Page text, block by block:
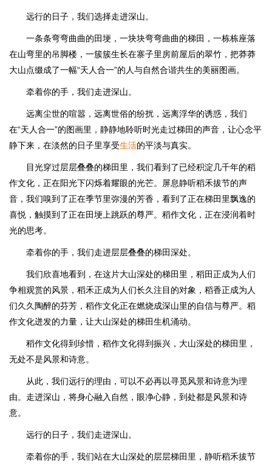
远行的日子，我们选择走进深山。
一条条弯弯曲曲的田埂，一块块弯弯曲曲的梯田，一栋栋座落
在山弯里的吊脚楼，一簇簇生长在寨子里房前屋后的翠竹，把莽莽
大山点缀成了一幅“天人合一”的人与自然合谐共生的美丽图画。
牵着你的手，我们走进深山。
远离尘世的喧嚣，远离世俗的纷扰，远离浮华的诱惑，我们
在“天人合一”的图画里，静静地聆听时光走过梯田的声音，让心念平
静下来，在淡然的日子里享受生活的平淡与真实。
目光穿过层层叠叠的梯田里，我们看到了已经积淀几千年的稻
作文化，正在阳光下闪烁着耀眼的光芒。屏息静听稻禾拔节的声
音，我们嗅到了正在季节里弥漫的芳香，看到了正在梯田里飘逸的
喜悦，触摸到了正在田埂上跳跃的尊严。稻作文化，正在浸润着时
光的思考。
牵着你的手，我们走进层层叠叠的梯田深处。
我们欣喜地看到，在这片大山深处的梯田里，稻田正成为人们
争相观赏的风景，稻禾正成为人们长久注目的对象，稻香正成为人
们久久陶醉的芬芳，稻作文化正在燃烧成深山里的自信与尊严。稻
作文化迸发的力量，让大山深处的梯田生机涌动。
稻作文化得到珍惜，稻作文化得到振兴，大山深处的梯田里，
无处不是风景和诗意。
从此，我们远行的理由，可以不必再以寻觅风景和诗意为理
由。走进深山，将身心融入自然，眼净心静，到处都是风景和诗
意。
远行的日子，我们走进深山。
牵着你的手，我们站在大山深处的层层梯田里，静听稻禾拔节